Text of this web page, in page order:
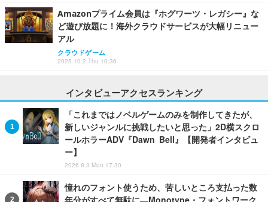
Amazonプライム会員は『ホグワーツ・レガシー』な
ど遊び放題に！海外クラウドサービスが大幅リニュー
アル
クラウドゲーム
2025.10.2 Thu 10:36
インタビューアクセスランキング
「これまではノベルゲームのみを制作してきたが、
新しいジャンルに挑戦したいと思った」2D横スクロ
ールホラーADV『Dawn Bell』【開発者インタビュ
ー】
2026.8.3 Mon 17:30
憧れのフォント使うため、苦しいところ支払った数
年分がすべて無駄に―Monotype・フォントワーク